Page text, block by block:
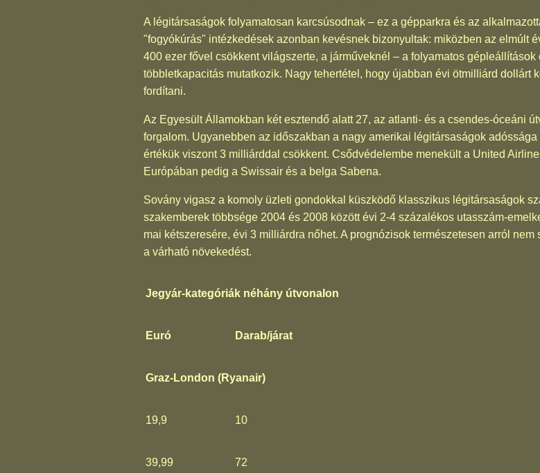
A légitársaságok folyamatosan karcsúsodnak – ez a gépparkra és az
"fogyókúrás" intézkedések azonban kevésnek bizonyultak: miközben az elmúlt
400 ezer fővel csökkent világszerte, a járműveknél – a folyamatos
többletkapacitás mutatkozik. Nagy tehertétel, hogy újabban évi ötmilliárd dollárt
fordítani.
Az Egyesült Államokban két esztendő alatt 27, az atlanti- és a csendes-óceáni
forgalom. Ugyanebben az időszakban a nagy amerikai légitársaságok
értékük viszont 3 milliárddal csökkent. Csődvédelembe menekült a United
Európában pedig a Swissair és a belga Sabena.
Sovány vigasz a komoly üzleti gondokkal küszködő klasszikus légitársaságok
szakemberek többsége 2004 és 2008 között évi 2-4 százalékos utasszám-
mai kétszeresére, évi 3 milliárdra nőhet. A prognózisok természetesen arról
a várható növekedést.
Jegyár-kategóriák néhány útvonalon
Euró Darab/járat
Graz-London (Ryanair)
19,9 10
39,99 72